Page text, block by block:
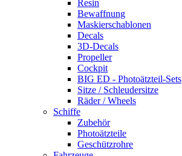
Resin
Bewaffnung
Maskierschablonen
Decals
3D-Decals
Propeller
Cockpit
BIG ED - Photoätzteil-Sets
Sitze / Schleudersitze
Räder / Wheels
Schiffe
Zubehör
Photoätzteile
Geschützrohre